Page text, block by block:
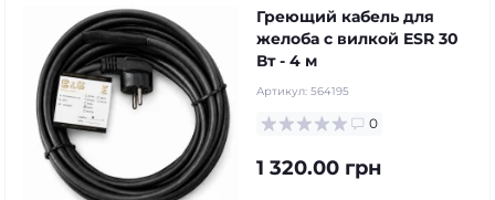
Греющий кабель для
желоба с вилкой ESR 30
Вт - 4 м
Артикул: 564195
0
1 320.00 грн